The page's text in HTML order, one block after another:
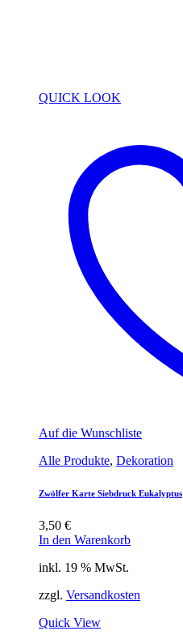
QUICK LOOK
Auf die Wunschliste
Alle Produkte, Dekoration
Zwölfer Karte Siebdruck Eukalyptus
3,50 €
In den Warenkorb
inkl. 19 % MwSt.
zzgl. Versandkosten
Quick View